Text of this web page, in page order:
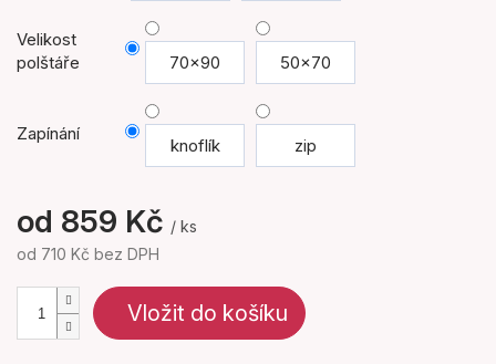
Velikost
polštáře
70x90 50x70
Zapínání
knoflík zip
od 859 Kč / ks
od 710 Kč bez DPH
Vložit do košíku